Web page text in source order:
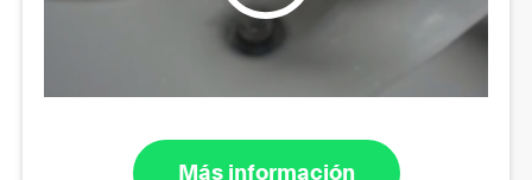
Más información